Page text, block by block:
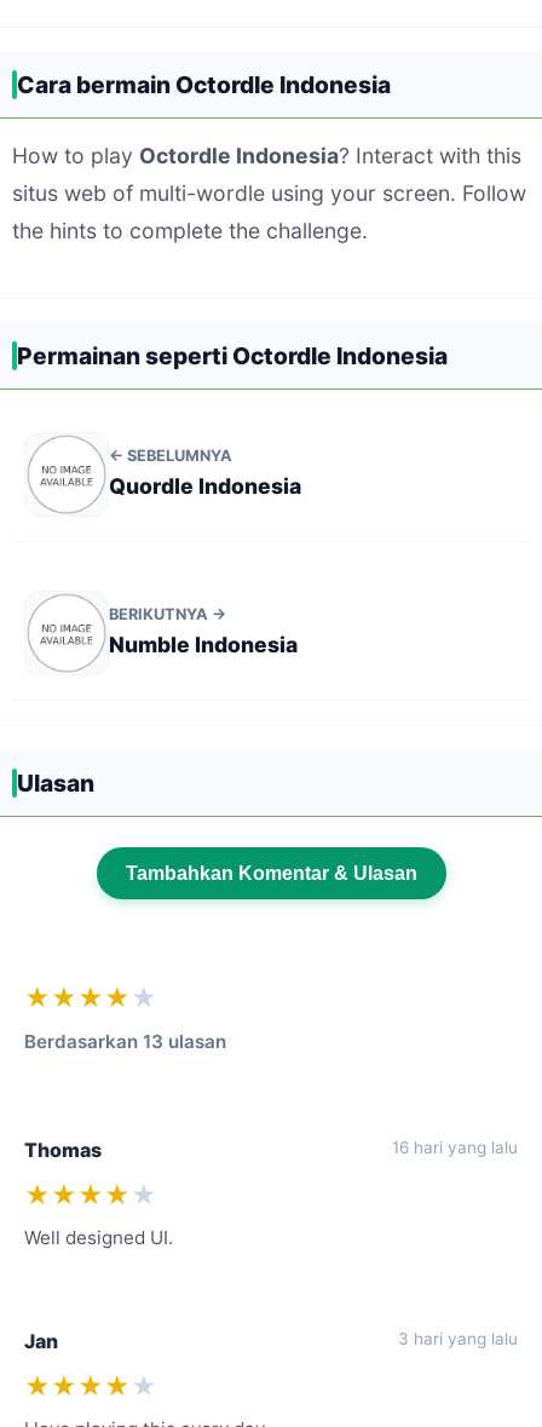
Cara bermain Octordle Indonesia
How to play Octordle Indonesia? Interact with this
situs web of multi-wordle using your screen. Follow
the hints to complete the challenge.
Permainan seperti Octordle Indonesia
← SEBELUMNYA
Quordle Indonesia
BERIKUTNYA →
Numble Indonesia
Ulasan
Tambahkan Komentar & Ulasan
★★★★ ★
Berdasarkan 13 ulasan
Thomas 16 hari yang lalu
★★★★ ★
Well designed UI.
Jan 3 hari yang lalu
★★★★ ★